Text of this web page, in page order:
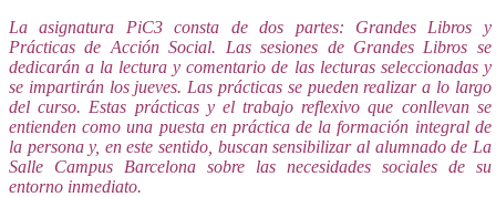
La asignatura PiC3 consta de dos partes: Grandes Libros y
Prácticas de Acción Social. Las sesiones de Grandes Libros se
dedicarán a la lectura y comentario de las lecturas seleccionadas y
se impartirán los jueves. Las prácticas se pueden realizar a lo largo
del curso. Estas prácticas y el trabajo reflexivo que conllevan se
entienden como una puesta en práctica de la formación integral de
la persona y, en este sentido, buscan sensibilizar al alumnado de La
Salle Campus Barcelona sobre las necesidades sociales de su
entorno inmediato.